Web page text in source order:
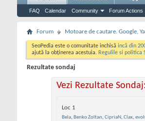
FAQ Calendar Community Forum Actions
Forum Motoare de cautare. Google,
SeoPedia este o comunitate inchisă incă din
ajută la obținerea acestuia. Regulile si politica
Rezultate sondaj
Vezi Rezultate Sondaj:
Loc 1
Bela, Benko Zoltan, CipriaN, Clax,